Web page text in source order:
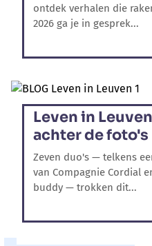
ontdek verhalen die
2026 ga je in gesprek...
Leven in
achter de foto's
Zeven duo's — telkens
van Compagnie Cordial
buddy — trokken dit...